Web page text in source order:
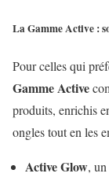
La Gamme Active :
Pour celles qui
Gamme Active
produits, enrichis
ongles tout en les
Active Glow,